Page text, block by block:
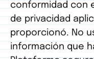
conformidad con
de privacidad
proporcionó. No
información que